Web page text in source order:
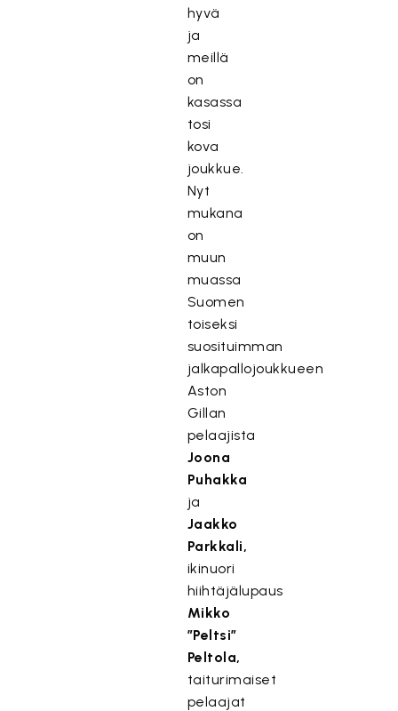
hyvä
ja
meillä
on
kasassa
tosi
kova
joukkue.
Nyt
mukana
on
muun
muassa
Suomen
toiseksi
suosituimman
jalkapallojoukkueen
Aston
Gillan
pelaajista
Joona
Puhakka
ja
Jaakko
Parkkali,
ikinuori
hiihtäjälupaus
Mikko
”Peltsi”
Peltola,
taiturimaiset
pelaajat